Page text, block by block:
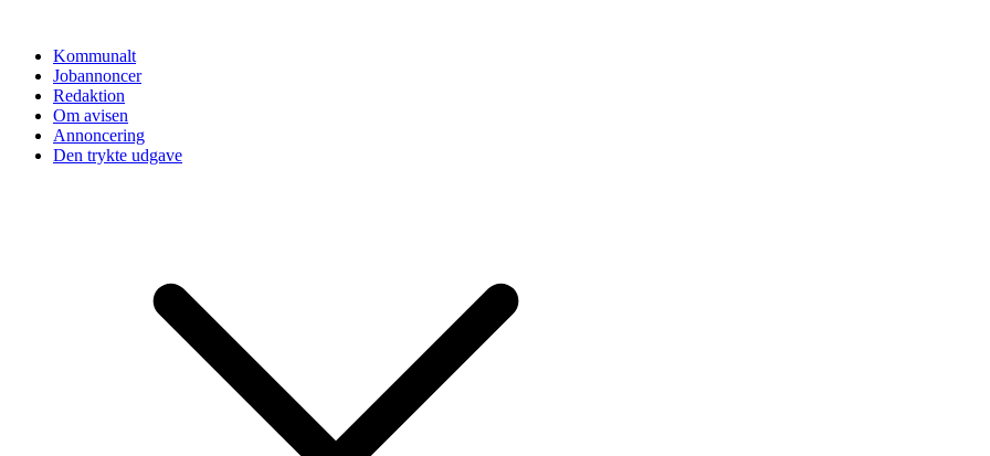
indholdKommunalt
Jobannoncer
Redaktion
Om avisen
Annoncering
Den trykte udgave